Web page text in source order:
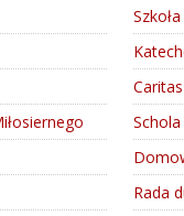
Caritas
Rada